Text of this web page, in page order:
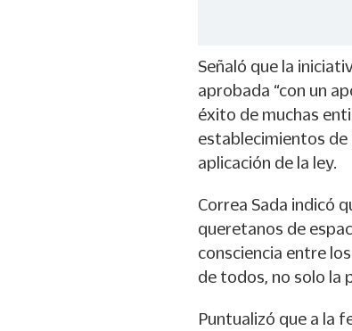
Señaló que la
aprobada “con un
éxito de muchas
establecimientos de
aplicación de la ley.
Correa Sada indicó
queretanos de
consciencia entre
de todos, no solo la
Puntualizó que a la